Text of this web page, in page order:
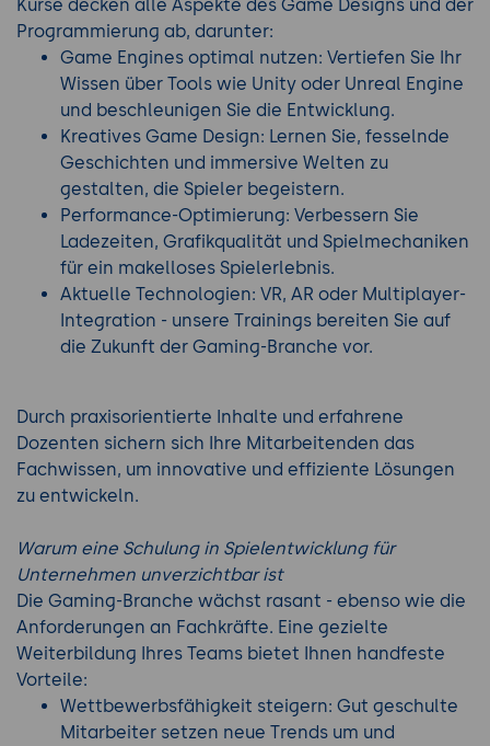
Kurse decken alle Aspekte des Game Designs und der
Programmierung ab, darunter:
Game Engines optimal nutzen: Vertiefen Sie Ihr
Wissen über Tools wie Unity oder Unreal Engine
und beschleunigen Sie die Entwicklung.
Kreatives Game Design: Lernen Sie, fesselnde
Geschichten und immersive Welten zu
gestalten, die Spieler begeistern.
Performance-Optimierung: Verbessern Sie
Ladezeiten, Grafikqualität und Spielmechaniken
für ein makelloses Spielerlebnis.
Aktuelle Technologien: VR, AR oder Multiplayer-
Integration - unsere Trainings bereiten Sie auf
die Zukunft der Gaming-Branche vor.
Durch praxisorientierte Inhalte und erfahrene
Dozenten sichern sich Ihre Mitarbeitenden das
Fachwissen, um innovative und effiziente Lösungen
zu entwickeln.
Warum eine Schulung in Spielentwicklung für
Unternehmen unverzichtbar ist
Die Gaming-Branche wächst rasant - ebenso wie die
Anforderungen an Fachkräfte. Eine gezielte
Weiterbildung Ihres Teams bietet Ihnen handfeste
Vorteile:
Wettbewerbsfähigkeit steigern: Gut geschulte
Mitarbeiter setzen neue Trends um und